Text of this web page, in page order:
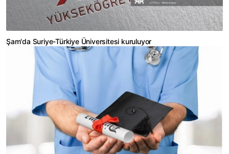
Şam'da Suriye-Türkiye Üniversitesi kuruluyor